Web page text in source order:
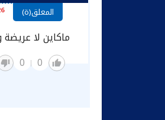
المعلق(ة) 26
ماكاين لا
0
0